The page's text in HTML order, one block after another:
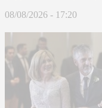
08/08/2026 - 17:20